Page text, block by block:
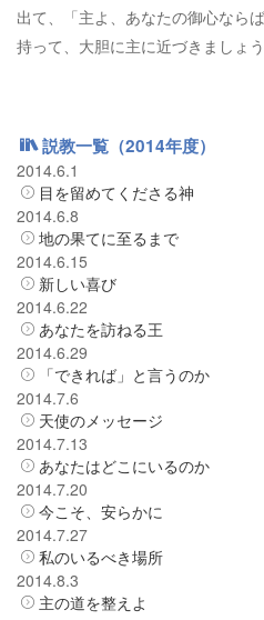
出て、「主よ、あなたの御心なら
持って、大胆に主に近づきましょう
説教一覧（2014年度）
2014.6.1
目を留めてくださる神
2014.6.8
地の果てに至るまで
2014.6.15
新しい喜び
2014.6.22
あなたを訪ねる王
2014.6.29
「できれば」と言うのか
2014.7.6
天使のメッセージ
2014.7.13
あなたはどこにいるのか
2014.7.20
今こそ、安らかに
2014.7.27
私のいるべき場所
2014.8.3
主の道を整えよ